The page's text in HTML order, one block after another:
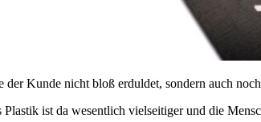
der Kunde nicht bloß erduldet, sondern auch
Plastik ist da wesentlich vielseitiger und die